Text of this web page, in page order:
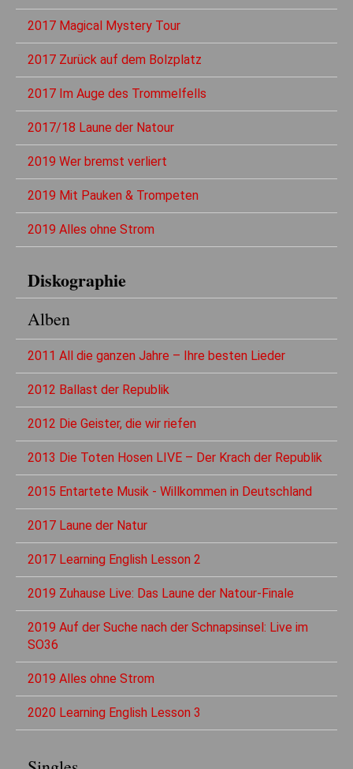
2017 Magical Mystery Tour
2017 Zurück auf dem Bolzplatz
2017 Im Auge des Trommelfells
2017/18 Laune der Natour
2019 Wer bremst verliert
2019 Mit Pauken & Trompeten
2019 Alles ohne Strom
Diskographie
Alben
2011 All die ganzen Jahre – Ihre besten Lieder
2012 Ballast der Republik
2012 Die Geister, die wir riefen
2013 Die Toten Hosen LIVE – Der Krach der Republik
2015 Entartete Musik - Willkommen in Deutschland
2017 Laune der Natur
2017 Learning English Lesson 2
2019 Zuhause Live: Das Laune der Natour-Finale
2019 Auf der Suche nach der Schnapsinsel: Live im
SO36
2019 Alles ohne Strom
2020 Learning English Lesson 3